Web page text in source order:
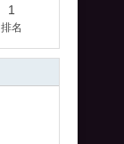
1
排名